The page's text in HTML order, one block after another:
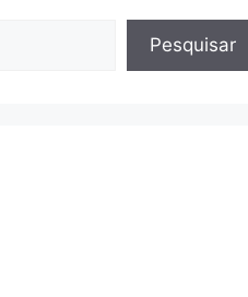
Pesquisar